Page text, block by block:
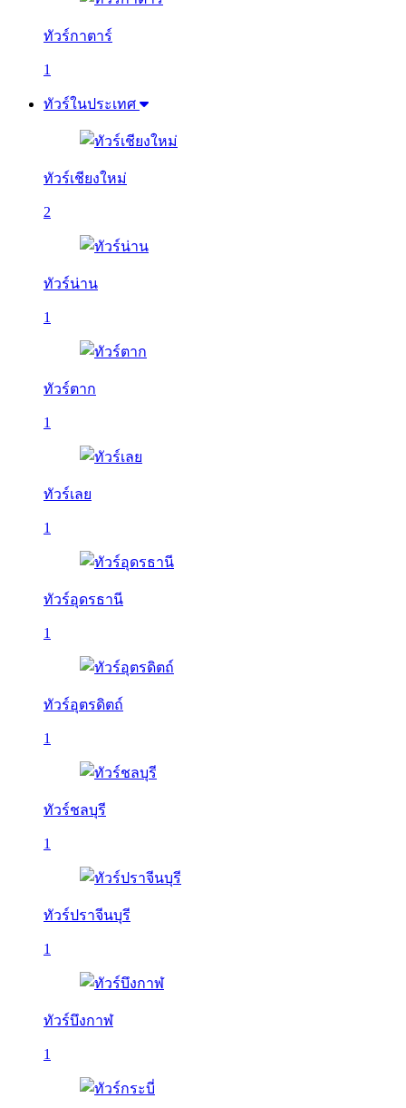
ทัวร์กาตาร์
1
ทัวร์ในประเทศ
ทัวร์เชียงใหม่
2
ทัวร์น่าน
1
ทัวร์ตาก
1
ทัวร์เลย
1
ทัวร์อุดรธานี
1
ทัวร์อุตรดิตถ์
1
ทัวร์ชลบุรี
1
ทัวร์ปราจีนบุรี
1
ทัวร์บึงกาฬ
1